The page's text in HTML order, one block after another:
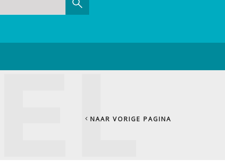
NAAR VORIGE PAGINA